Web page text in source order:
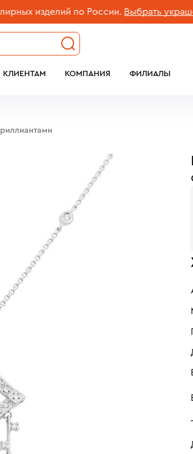
изделий по России. Выбрать украшение
КЛИЕНТАМ КОМПАНИЯ ФИЛИАЛЫ